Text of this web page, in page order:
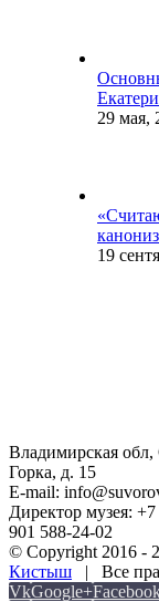
29 мая,
19
Владимирская
Горка, д. 15
E-mail:
Директор музея:
901 588-24-02
© Copyright 2016 -
Кистыш | Все
VkGoogle+